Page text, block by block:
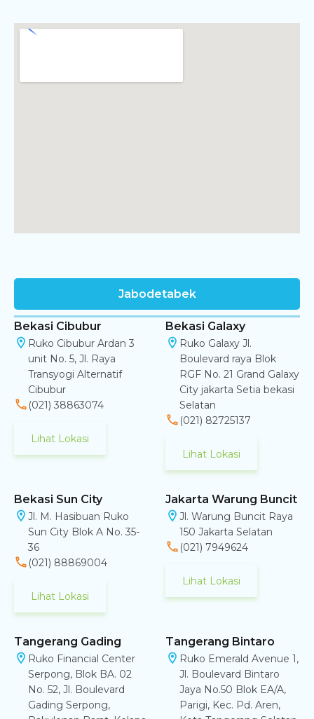
Jabodetabek
Bekasi Cibubur
Ruko Cibubur Ardan 3
unit No. 5, Jl. Raya
Transyogi Alternatif
Cibubur
(021) 38863074
Lihat Lokasi
Bekasi Galaxy
Ruko Galaxy Jl.
Boulevard raya Blok
RGF No. 21 Grand Galaxy
City jakarta Setia bekasi
Selatan
(021) 82725137
Lihat Lokasi
Bekasi Sun City
Jl. M. Hasibuan Ruko
Sun City Blok A No. 35-
36
(021) 88869004
Lihat Lokasi
Jakarta Warung Buncit
Jl. Warung Buncit Raya
150 Jakarta Selatan
(021) 7949624
Lihat Lokasi
Tangerang Gading
Ruko Financial Center
Serpong, Blok BA. 02
No. 52, Jl. Boulevard
Gading Serpong,
Tangerang Bintaro
Ruko Emerald Avenue 1,
Jl. Boulevard Bintaro
Jaya No.50 Blok EA/A,
Parigi, Kec. Pd. Aren,